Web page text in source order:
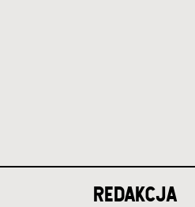
REDAKCJA